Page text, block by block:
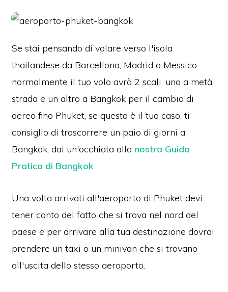
Se stai pensando di volare verso l'isola
thailandese da Barcellona, Madrid o Messico
normalmente il tuo volo avrà 2 scali, uno a metà
strada e un altro a Bangkok per il cambio di
aereo fino Phuket, se questo è il tuo caso, ti
consiglio di trascorrere un paio di giorni a
Bangkok, dai un'occhiata alla nostra Guida
Pratica di Bangkok.
Una volta arrivati all'aeroporto di Phuket devi
tener conto del fatto che si trova nel nord del
paese e per arrivare alla tua destinazione dovrai
prendere un taxi o un minivan che si trovano
all'uscita dello stesso aeroporto.